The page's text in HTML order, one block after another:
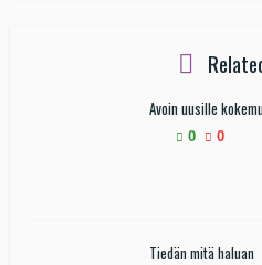
Avoin uusille
0 0
Tiedän mitä haluan